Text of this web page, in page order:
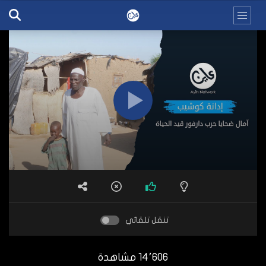
تنقل تلقائي
14٬606 مشاهدة